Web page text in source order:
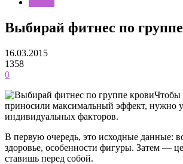
Выбирай фитнес по
16.03.2015
1358
0
Чтобы
приносили максимальный эффект, нужно
индивидуальных факторов.
В первую очередь, это исходные данные:
здоровье, особенности фигуры. Затем —
ставишь перед собой.